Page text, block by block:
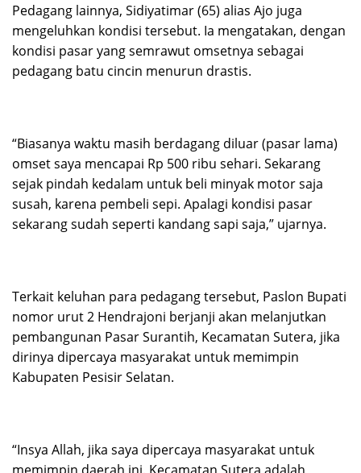
Pedagang lainnya, Sidiyatimar (65) alias Ajo juga
mengeluhkan kondisi tersebut. Ia mengatakan, dengan
kondisi pasar yang semrawut omsetnya sebagai
pedagang batu cincin menurun drastis.
“Biasanya waktu masih berdagang diluar (pasar lama)
omset saya mencapai Rp 500 ribu sehari. Sekarang
sejak pindah kedalam untuk beli minyak motor saja
susah, karena pembeli sepi. Apalagi kondisi pasar
sekarang sudah seperti kandang sapi saja,” ujarnya.
Terkait keluhan para pedagang tersebut, Paslon Bupati
nomor urut 2 Hendrajoni berjanji akan melanjutkan
pembangunan Pasar Surantih, Kecamatan Sutera, jika
dirinya dipercaya masyarakat untuk memimpin
Kabupaten Pesisir Selatan.
“Insya Allah, jika saya dipercaya masyarakat untuk